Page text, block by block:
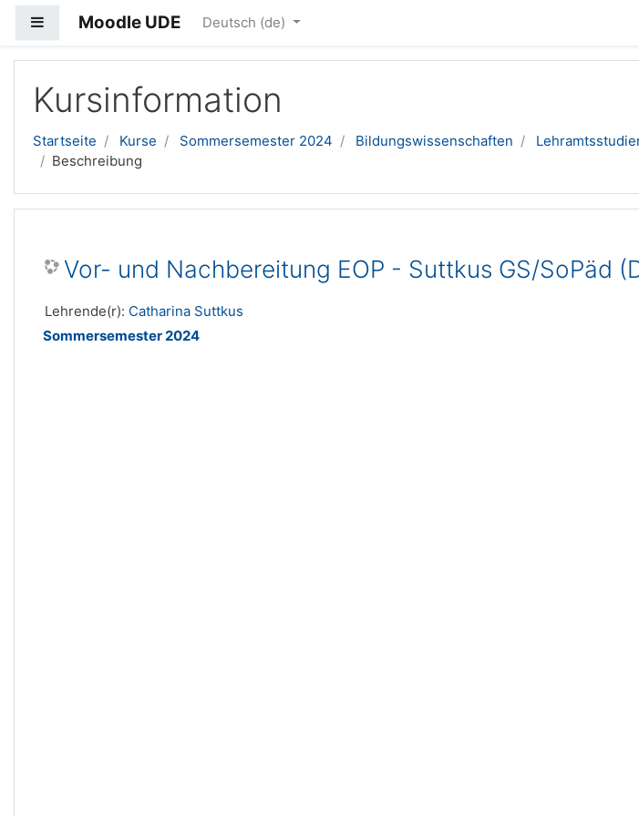
Website-Übersicht
Moodle UDE Deutsch ‎(de)‎
Kursinformation
Startseite Kurse Sommersemester 2024 Bildungswissenschaften
Beschreibung
Vor- und Nachbereitung EOP - Suttkus GS/SoPäd
Lehrende(r): Catharina Suttkus
Sommersemester 2024